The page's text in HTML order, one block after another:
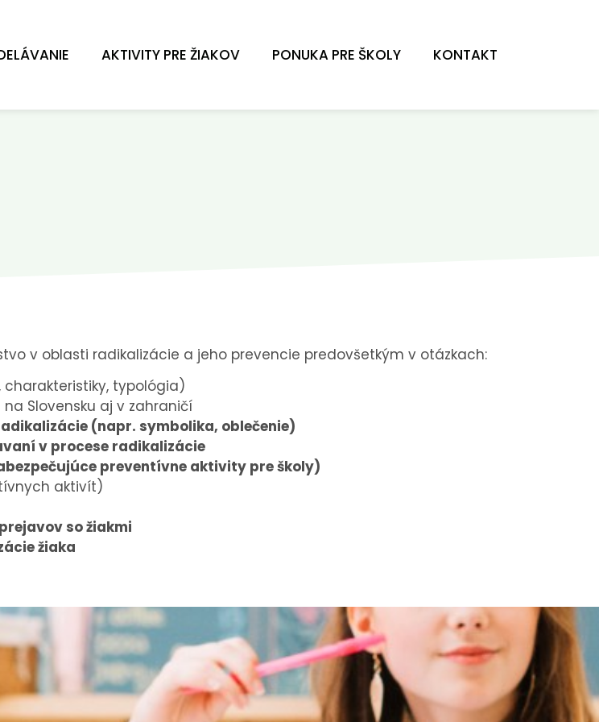
AKTIVITY PRE ŽIAKOV PONUKA PRE ŠKOLY KONTAKT
v oblasti radikalizácie a jeho prevencie predovšetkým v otázkach:
typológia)
Slovensku aj v zahraničí
(napr. symbolika, oblečenie)
v procese radikalizácie
preventívne aktivity pre školy)
aktivít)
so žiakmi
žiaka